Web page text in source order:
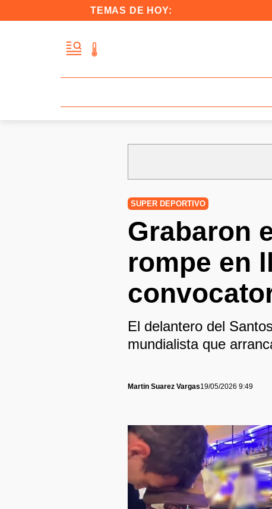
TEMAS DE HOY:
SUPER DEPORTIVO
Grabaron
rompe en
El delantero del
mundialista que
Martin Suarez Vargas19/05/2026 9:49